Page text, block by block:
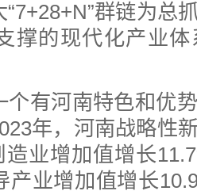
群链为总
撑的现代化产业
有河南特色和优势
年，河南战略性
造业增加值增长
产业增加值增长